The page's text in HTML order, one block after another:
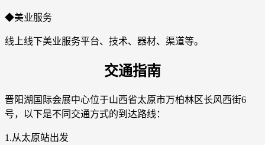
◆美业服务
线上线下美业服务平台、技术、器材、渠道等。
交通指南
晋阳湖国际会展中心位于山西省太原市万柏林区长风西街6
号，以下是不同交通方式的到达路线：
1.从太原站出发